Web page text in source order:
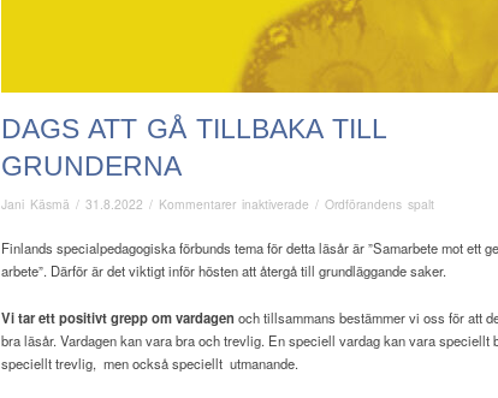
DAGS ATT GÅ TILLBAKA TILL
GRUNDERNA
Jani Käsmä / 31.8.2022 / Kommentarer inaktiverade för
att
gå
grunderna
/ Ordförandens spalt
Finlands specialpedagogiska förbunds tema för detta läsår är ”Samarbete mot ett
arbete”. Därför är det viktigt inför hösten att återgå till grundläggande saker.
Vi tar ett positivt grepp om vardagen och tillsammans bestämmer vi oss för att
bra läsår. Vardagen kan vara bra och trevlig. En speciell vardag kan vara speciellt
speciellt trevlig, men också speciellt utmanande.